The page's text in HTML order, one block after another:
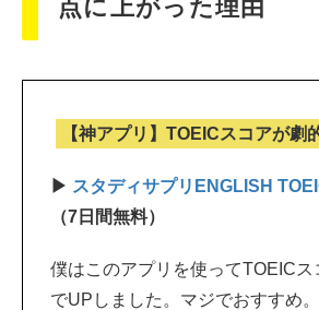
点に上がった理由
【神アプリ】TOEICスコアが劇
▶ スタディサプリENGLISH
（7日間無料）
僕はこのアプリを使ってTOEICス
でUPしました。マジでおすすめ。